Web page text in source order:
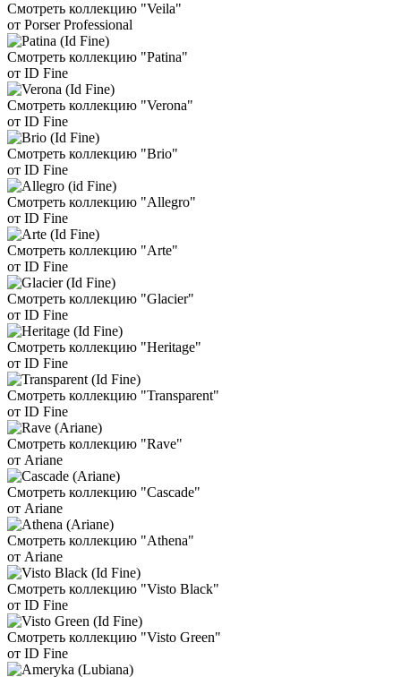
Смотреть коллекцию "Veila"
от Porser Professional
Смотреть коллекцию "Patina"
от ID Fine
Смотреть коллекцию "Verona"
от ID Fine
Смотреть коллекцию "Brio"
от ID Fine
Смотреть коллекцию "Allegro"
от ID Fine
Смотреть коллекцию "Arte"
от ID Fine
Смотреть коллекцию "Glacier"
от ID Fine
Смотреть коллекцию "Heritage"
от ID Fine
Смотреть коллекцию "Transparent"
от ID Fine
Смотреть коллекцию "Rave"
от Ariane
Смотреть коллекцию "Cascade"
от Ariane
Смотреть коллекцию "Athena"
от Ariane
Смотреть коллекцию "Visto Black"
от ID Fine
Смотреть коллекцию "Visto Green"
от ID Fine